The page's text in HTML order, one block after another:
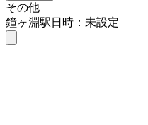
その他
鐘ヶ淵駅日時：未設定